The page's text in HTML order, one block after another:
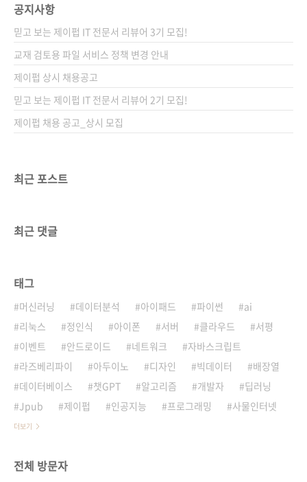
어려워, 번역하신 분이 편집된 교정지에서 마킹
한 것들만 뽑아서 만드시지 않나요? 하지만 이는
역자의 주관에 따른 인덱스가 만들어질 확률이
높아 제대로 된 인덱스라 하기 어렵겠죠. 아니면
본문에서 볼드체나 고딕체..
공지사항
믿고 보는 제이펍 IT 전문서 리뷰어 3기 모집!
교재 검토용 파일 서비스 정책 변경 안내
제이펍 상시 채용공고
믿고 보는 제이펍 IT 전문서 리뷰어 2기 모집!
제이펍 채용 공고_상시 모집
최근 포스트
최근 댓글
태그
머신러닝 데이터분석 아이패드 파이썬
ai
리눅스
정인식 아이폰 서버 클라우드
서평
이벤트
안드로이드 네트워크
자바스크립트
라즈베리파이
아두이노 디자인 빅데이터
배장열
데이터베이스
챗GPT 알고리즘 개발자
딥러닝
Jpub
제이펍 인공지능 프로그래밍 사물인터넷
더보기
전체 방문자